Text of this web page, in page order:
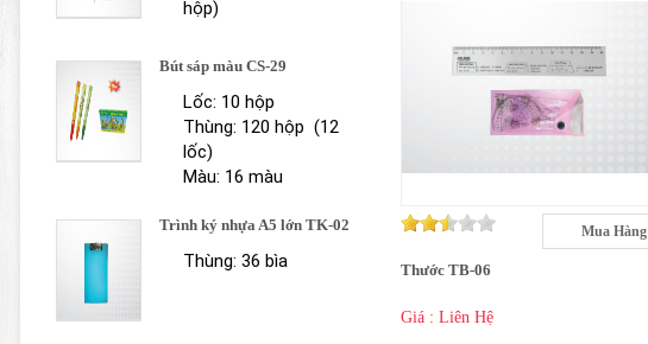
hộp)
Bút sáp màu CS-29
Lốc: 10 hộp
Thùng: 120 hộp (12
lốc)
Màu: 16 màu
Trình ký nhựa A5 lớn TK-02
Thùng: 36 bìa
Mua Hàng
Thước TB-06
Giá : Liên Hệ